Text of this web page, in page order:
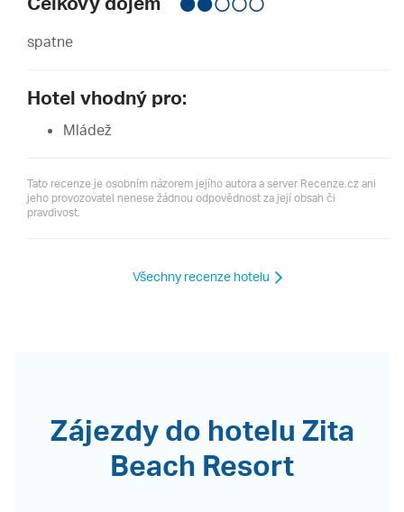
spatne
Hotel vhodný pro:
Mládež
Tato recenze je osobním názorem jejího autora a server Recenze.cz ani
jeho provozovatel nenese žádnou odpovědnost za její obsah či
pravdivost.
Všechny recenze hotelu
Zájezdy do hotelu Zita
Beach Resort